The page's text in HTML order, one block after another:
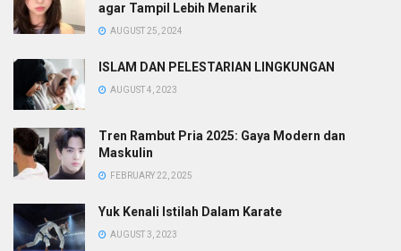
agar Tampil Lebih Menarik
AUGUST 25, 2024
ISLAM DAN PELESTARIAN LINGKUNGAN
AUGUST 4, 2023
Tren Rambut Pria 2025: Gaya Modern dan
Maskulin
FEBRUARY 22, 2025
Yuk Kenali Istilah Dalam Karate
AUGUST 3, 2023